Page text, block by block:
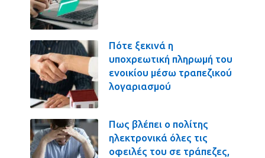
Πότε ξεκινά η
υποχρεωτική πληρωμή του
ενοικίου μέσω τραπεζικού
λογαριασμού
Πως βλέπει ο πολίτης
ηλεκτρονικά όλες τις
οφειλές του σε τράπεζες,